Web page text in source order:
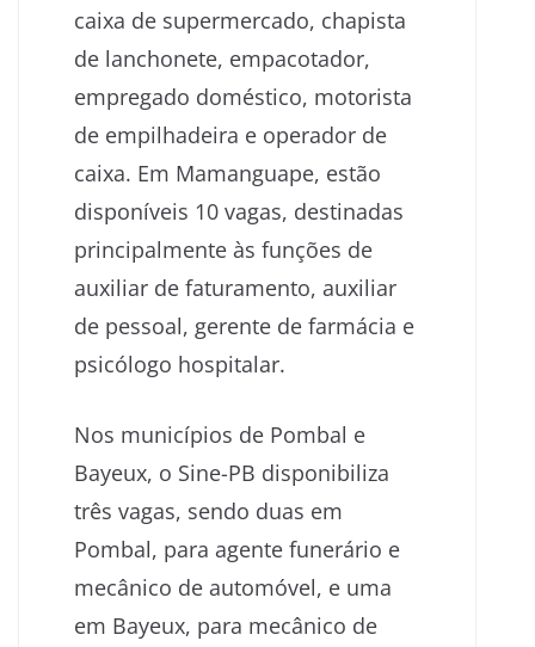
caixa de supermercado, chapista
de lanchonete, empacotador,
empregado doméstico, motorista
de empilhadeira e operador de
caixa. Em Mamanguape, estão
disponíveis 10 vagas, destinadas
principalmente às funções de
auxiliar de faturamento, auxiliar
de pessoal, gerente de farmácia e
psicólogo hospitalar.
Nos municípios de Pombal e
Bayeux, o Sine-PB disponibiliza
três vagas, sendo duas em
Pombal, para agente funerário e
mecânico de automóvel, e uma
em Bayeux, para mecânico de